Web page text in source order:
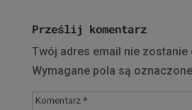
Prześlij komentarz
Twój adres email nie zostanie
Wymagane pola są oznaczone